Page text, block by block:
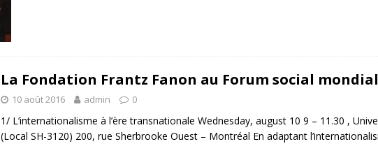
La Fondation Frantz Fanon au Forum social mondial
10 août 2016 admin 0
1/ L’internationalisme à l’ère transnationale Wednesday, august 10 9 – 11.30 ,
(Local SH-3120) 200, rue Sherbrooke Ouest – Montréal En adaptant